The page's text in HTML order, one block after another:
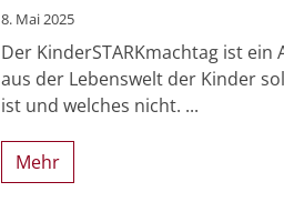
8. Mai 2025
Der KinderSTARKmachtag ist
aus der Lebenswelt der Kinder
ist und welches nicht. ...
Mehr